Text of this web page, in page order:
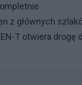
z głównych
T otwiera drogę